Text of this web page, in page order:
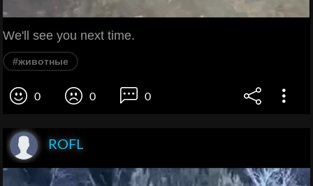
We'll see you next time.
#животные
0 0 0
ROFL